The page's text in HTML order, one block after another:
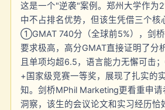
这是一个"逆袭"案例。郑州大学作为
中不占排名优势，但该生凭借三个核
①GMAT 740分（全球前5%），剑
要求极高，高分GMAT直接证明了
且单项均超6.5，语言能力无懈可击
+国家级竞赛一等奖，展现了扎实的
知。剑桥MPhil Marketing更看重申
洞察，该生的会议论文和实习经历恰